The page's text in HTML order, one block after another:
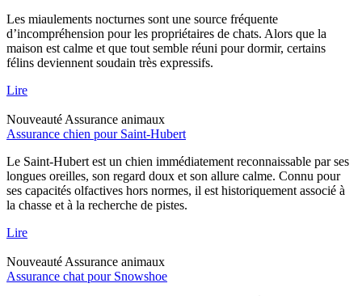
Les miaulements nocturnes sont une source fréquente
d’incompréhension pour les propriétaires de chats. Alors que la
maison est calme et que tout semble réuni pour dormir, certains
félins deviennent soudain très expressifs.
Lire
Nouveauté Assurance animaux
Assurance chien pour Saint-Hubert
Le Saint-Hubert est un chien immédiatement reconnaissable par ses
longues oreilles, son regard doux et son allure calme. Connu pour
ses capacités olfactives hors normes, il est historiquement associé à
la chasse et à la recherche de pistes.
Lire
Nouveauté Assurance animaux
Assurance chat pour Snowshoe